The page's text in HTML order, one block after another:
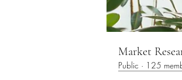
Market
Public · 125